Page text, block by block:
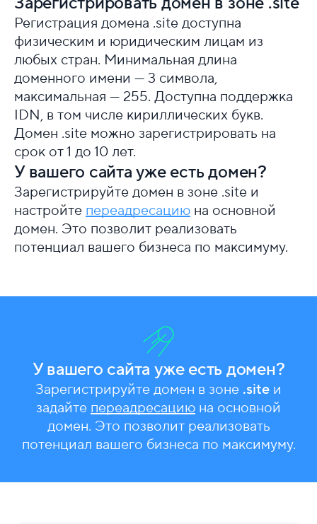
Регистрация домена .site доступна
физическим и юридическим лицам из
любых стран. Минимальная длина
доменного имени — 3 символа,
максимальная — 255. Доступна поддержка
IDN, в том числе кириллических букв.
Домен .site можно зарегистрировать на
срок от 1 до 10 лет.
У вашего сайта уже есть домен?
Зарегистрируйте домен в зоне .site и
настройте переадресацию на основной
домен. Это позволит реализовать
потенциал вашего бизнеса по максимуму.
У вашего сайта уже есть домен?
Зарегистрируйте домен в зоне .site и
задайте переадресацию на основной
домен. Это позволит реализовать
потенциал вашего бизнеса по максимуму.